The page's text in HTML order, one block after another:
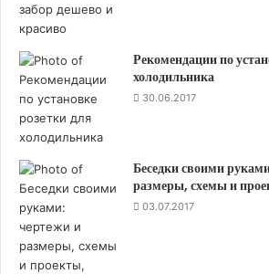
правило, это «ноль» или «земля».
производители изготавливают
не из поливинилхлорида, а из
аналогичных по своим
Цветовое оформление изоляции
бронированного медного ВБбШв
речь идет о трехфазной проводке,
или «нейтрали», всегда окрашена
голубым цветом. А жила «земли»
зелено-желтого цвета. Фазные
Рекомендации по
холодильника
30.06.2017
Беседки своими
размеры, схемы и
03.07.2017